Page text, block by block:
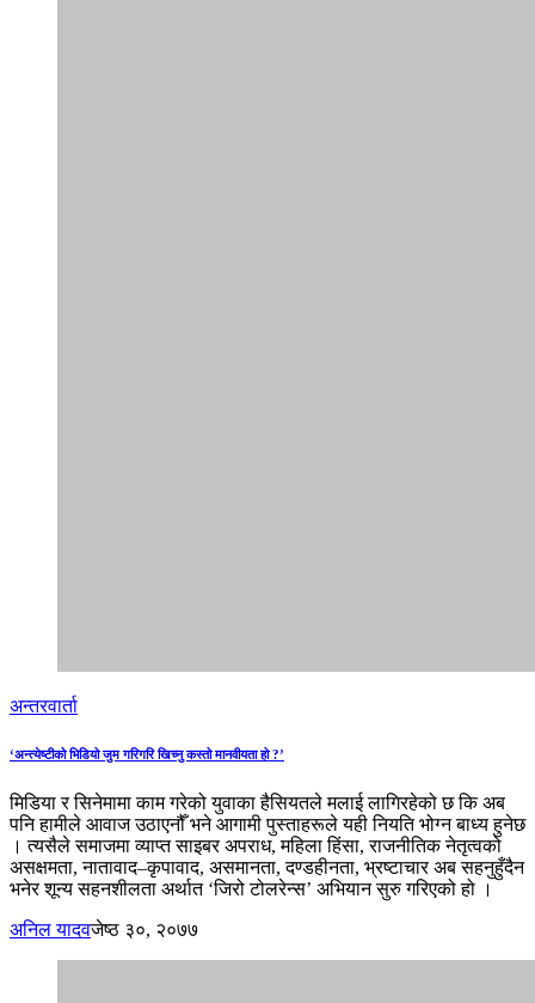
अन्तरवार्ता
‘अन्त्येष्टीको भिडियो जुम गरिगरि खिच्नु कस्तो मानवीयता हो ?’
मिडिया र सिनेमामा काम गरेको युवाका हैसियतले मलाई लागिरहेको छ कि अब
पनि हामीले आवाज उठाएनौँ भने आगामी पुस्ताहरूले यही नियति भोग्न बाध्य हुनेछ
। त्यसैले समाजमा व्याप्त साइबर अपराध, महिला हिंसा, राजनीतिक नेतृत्वको
असक्षमता, नातावाद–कृपावाद, असमानता, दण्डहीनता, भ्रष्टाचार अब सहनुहुँदैन
भनेर शून्य सहनशीलता अर्थात ‘जिरो टोलरेन्स’ अभियान सुरु गरिएको हो ।
अनिल यादवजेष्ठ ३०, २०७७